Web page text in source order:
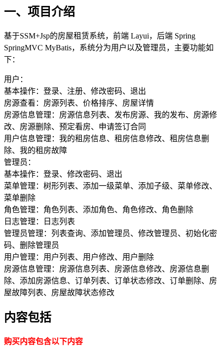
一、项目介绍
基于SSM+Jsp的房屋租赁系统，前端 Layui，后端 Spring
SpringMVC MyBatis，系统分为用户以及管理员，主要功能如
下：
用户：
基本操作：登录、注册、修改密码、退出
房源查看：房源列表、价格排序、房屋详情
房源信息管理：房源信息列表、发布房源、我的发布、房源修
改、房源删除、预定看房、申请签订合同
用户信息管理：我的租房信息、租房信息修改、租房信息删
除、我的租房故障
管理员：
基本操作：登录、修改密码、退出
菜单管理：树形列表、添加一级菜单、添加子级、菜单修改、
菜单删除
角色管理：角色列表、添加角色、角色修改、角色删除
日志管理：日志列表
管理员管理：列表查询、添加管理员、修改管理员、初始化密
码、删除管理员
用户管理：用户列表、用户修改、用户删除
房源信息管理：房源信息列表、房源信息修改、房源信息删
除、添加房源信息、订单列表、订单状态修改、订单删除、房
屋故障列表、房屋故障状态修改
内容包括
购买内容包含以下内容